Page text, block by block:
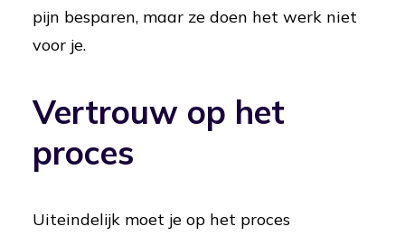
pijn besparen, maar ze doen het werk niet
voor je.
Vertrouw op het
proces
Uiteindelijk moet je op het proces